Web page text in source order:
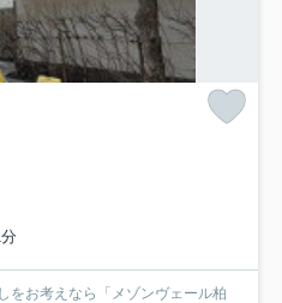
をお考えなら「メゾンヴェール柏